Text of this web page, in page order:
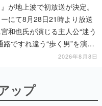
が地上波で初放送が決定。
にて8月28日21時より放送
和也氏が演じる主人公“迷う
路ですれ違う“歩く男”を演じ
2026年8月8日
ップ